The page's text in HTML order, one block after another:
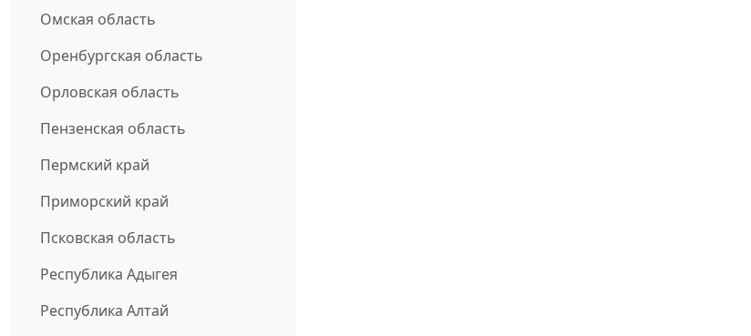
Омская область
Оренбургская область
Орловская область
Пензенская область
Пермский край
Приморский край
Псковская область
Республика Адыгея
Республика Алтай